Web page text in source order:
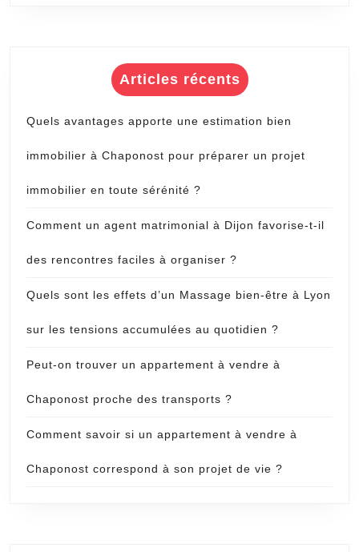
Articles récents
Quels avantages apporte une estimation bien
immobilier à Chaponost pour préparer un projet
immobilier en toute sérénité ?
Comment un agent matrimonial à Dijon favorise-t-il
des rencontres faciles à organiser ?
Quels sont les effets d’un Massage bien-être à Lyon
sur les tensions accumulées au quotidien ?
Peut-on trouver un appartement à vendre à
Chaponost proche des transports ?
Comment savoir si un appartement à vendre à
Chaponost correspond à son projet de vie ?